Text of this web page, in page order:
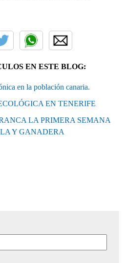
EN ESTE BLOG:
en la población canaria.
EN TENERIFE
LA PRIMERA SEMANA
Y GANADERA